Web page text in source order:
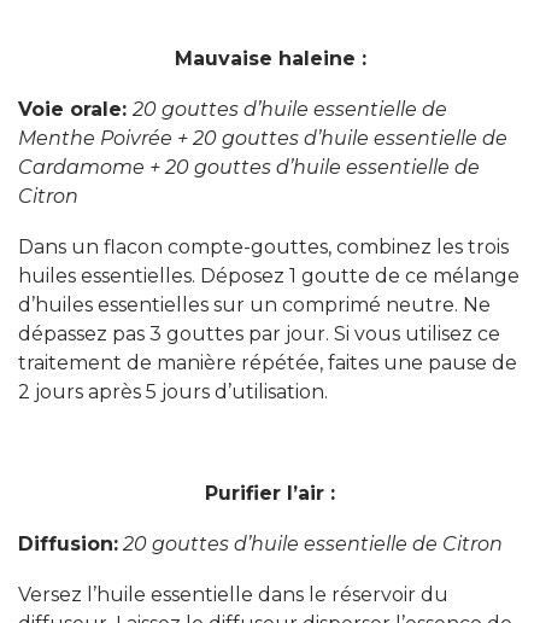
Mauvaise haleine :
Voie orale:20 gouttes d’huile essentielle de
Menthe Poivrée +20 gouttes d’huile essentielle de
Cardamome +20 gouttes d’huile essentielle de
Citron
Dans un flacon compte-gouttes, combinez les trois
huiles essentielles. Déposez 1 goutte de ce mélange
d’huiles essentielles sur un comprimé neutre. Ne
dépassez pas 3 gouttes par jour. Si vous utilisez ce
traitement de manière répétée, faites une pause de
2 jours après 5 jours d’utilisation.
Purifier l’air :
Diffusion: 20 gouttes d’huile essentielle de Citron
Versez l’huile essentielle dans le réservoir du